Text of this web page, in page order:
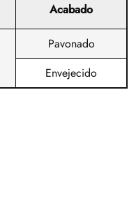
Acabado
Pavonado
Envejecido